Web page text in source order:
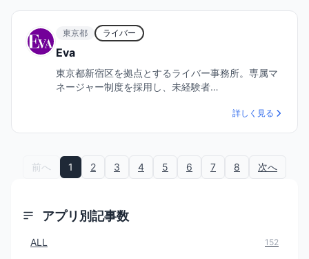
東京都 ライバー
Eva
東京都新宿区を拠点とするライバー事務所。専属マ
ネージャー制度を採用し、未経験者…
詳しく見る
前へ 1 2 3 4 5 6 7 8 次へ
アプリ別記事数
ALL 152